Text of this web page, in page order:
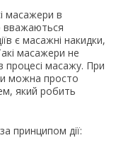
масажери в
вважаються
є масажні накидки,
масажери не
процесі масажу. При
можна просто
який робить
принципом дії: